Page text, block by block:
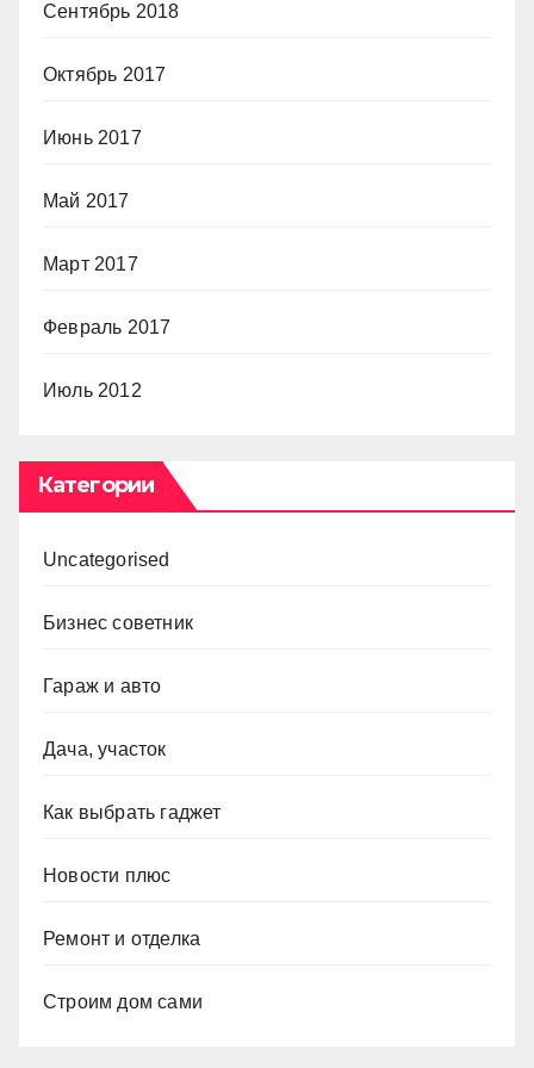
Сентябрь 2018
Октябрь 2017
Июнь 2017
Май 2017
Март 2017
Февраль 2017
Июль 2012
Категории
Uncategorised
Бизнес советник
Гараж и авто
Дача, участок
Как выбрать гаджет
Новости плюс
Ремонт и отделка
Строим дом сами